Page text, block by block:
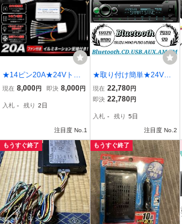
★14ピン20A★24Vトラ
ック用！新品オーディ
ト！24V→12V 電圧変換
SUZU、三菱ふそう、UD
現在 8,000円 即決 8,000円
入札 - 残り 2日
注目度 No.1
★取り付け簡単★24Vト
ラック用！新品オーディ
オポン付け！DEH-5600!
M.ハンズフリー通話.ワイ
現在 22,780円
即決 22,780円
入札 - 残り 5日
注目度 No.2
もうすぐ終了 もうすぐ終了